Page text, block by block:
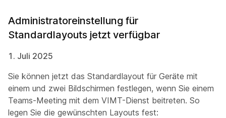
Administratoreinstellung für
Standardlayouts jetzt verfügbar
1. Juli 2025
Sie können jetzt das Standardlayout für Geräte mit
einem und zwei Bildschirmen festlegen, wenn Sie einem
Teams-Meeting mit dem VIMT-Dienst beitreten. So
legen Sie die gewünschten Layouts fest: